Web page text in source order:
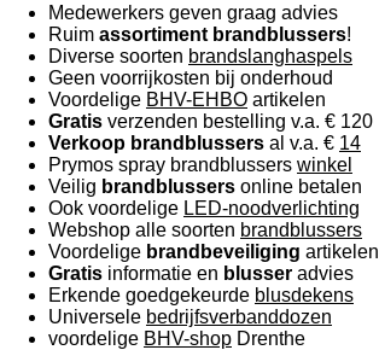
Medewerkers geven graag advies
Ruim assortiment brandblussers!
Diverse soorten brandslanghaspels
Geen voorrijkosten bij onderhoud
Voordelige BHV-EHBO artikelen
Gratis verzenden bestelling v.a. € 120
Verkoop brandblussers al v.a. € 14
Prymos spray brandblussers winkel
Veilig brandblussers online betalen
Ook voordelige LED-noodverlichting
Webshop alle soorten brandblussers
Voordelige brandbeveiliging artikelen
Gratis informatie en blusser advies
Erkende goedgekeurde blusdekens
Universele bedrijfsverbanddozen
voordelige BHV-shop Drenthe